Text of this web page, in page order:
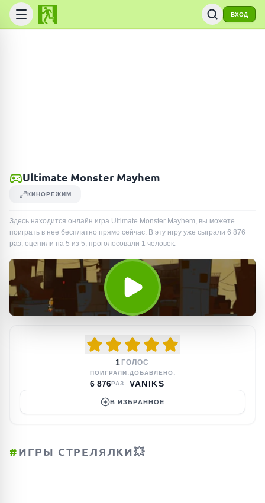
ВХОД
Ultimate Monster Mayhem
КИНОРЕЖИМ
Здесь находится онлайн игра Ultimate Monster Mayhem, вы можете
поиграть в нее бесплатно прямо сейчас. В эту игру уже сыграли 6 876
раз, оценили на 5 из 5, проголосовали 1 человек.
1 ГОЛОС
ПОИГРАЛИ:
6 876РАЗ
ДОБАВЛЕНО:
VANIKS
В ИЗБРАННОЕ
#ИГРЫ СТРЕЛЯЛКИ💥